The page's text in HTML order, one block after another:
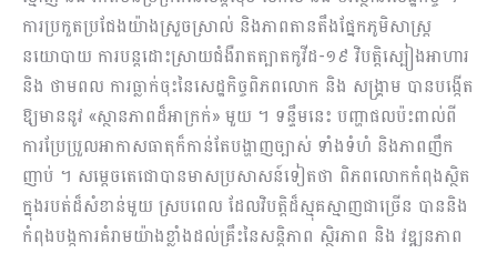
ការប្រកួតប្រជែងយ៉ាងស្រួចស្រាល់ និងភាពតានតឹងផ្នែកភូមិសាស្ត្រ
នយោបាយ ការបន្តដោះស្រាយជំងឺរាតត្បាតកូវីដ-១៩ វិបត្តិស្បៀងអាហារ
និង ថាមពល ការធ្លាក់ចុះនៃសេដ្ឋកិច្ចពិភពលោក និង សង្គ្រាម បានបង្កើត
ឱ្យមាននូវ «ស្ថានភាពដ៏អាក្រក់» មួយ ។ ទន្ទឹមនេះ បញ្ហាផលប៉ះពាល់ពី
ការប្រែប្រួលអាកាសធាតុក៏កាន់តែបង្ហាញច្បាស់ ទាំងទំហំ និងភាពញឹក
ញាប់ ។ សម្តេចតេជោបានមាសប្រសាសន៍ទៀតថា ពិភពលោកកំពុងស្ថិត
ក្នុងរបត់ដ៏សំខាន់មួយ ស្របពេល ដែលវិបត្តិដ៏ស្មុគស្មាញជាច្រើន បាននិង
កំពុងបង្កការគំរាមយ៉ាងខ្លាំងដល់គ្រឹះនៃសន្តិភាព ស្ថិរភាព និង វឌ្ឍនភាព